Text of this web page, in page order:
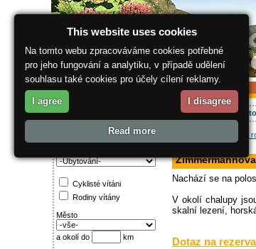
O regionu Vaše dovolená
Najděte si:
Cyklisté vítáni
Rodiny vítány
Město
a okolí do km
Pro
Nachází se na
V okolí chalupy
skalní lezení,
Dotaz na
This website uses cookies
Na tomto webu zpracováváme cookies potřebné
pro jeho fungování a analytiku, v případě udělení
souhlasu také cookies pro účely cílení reklamy.
I agree I disagree
Read more